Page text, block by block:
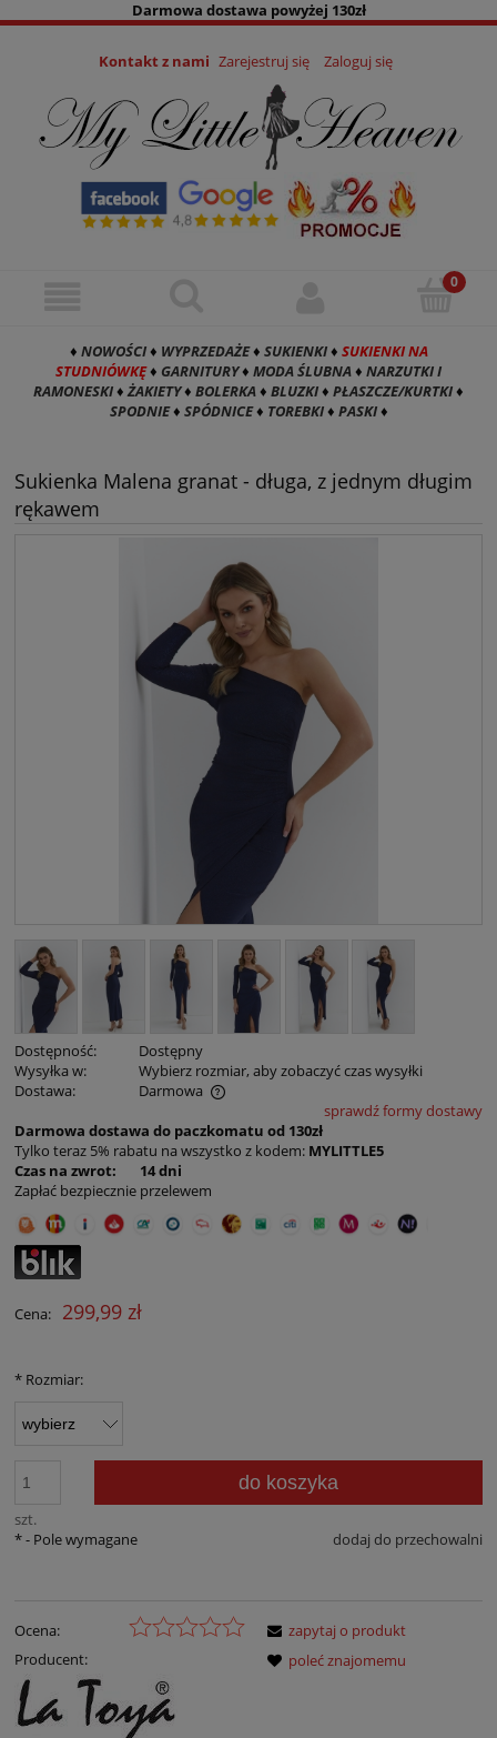
Darmowa dostawa powyżej 130zł
Kontakt z nami Zarejestruj się Zaloguj się
♦ NOWOŚCI♦ WYPRZEDAŻE♦ SUKIENKI♦ SUKIENKI NA
STUDNIÓWKĘ♦ GARNITURY♦ MODA ŚLUBNA♦ NARZUTKI I
RAMONESKI♦ŻAKIETY♦ BOLERKA♦ BLUZKI♦ PŁASZCZE/KURTKI♦
SPODNIE♦ SPÓDNICE♦ TOREBKI♦ PASKI♦
Sukienka Malena granat - długa, z jednym długim
rękawem
Dostępność:
Dostępny
Wysyłka w:
Wybierz rozmiar, aby zobaczyć czas wysyłki
Dostawa:
Darmowa
Cena nie zawiera ewentualnych kosztów płatnościsprawdź formy dostawy
Darmowa dostawa do paczkomatu od 130zł
Tylko teraz 5% rabatu na wszystko z kodem: MYLITTLE5
Czas na zwrot: 14 dni
Zapłać bezpiecznie przelewem
Cena: 299,99 zł
* Rozmiar:
szt.
do koszyka
dodaj do przechowalni
*- Pole wymagane
Ocena:
Producent:
zapytaj o produkt
poleć znajomemu